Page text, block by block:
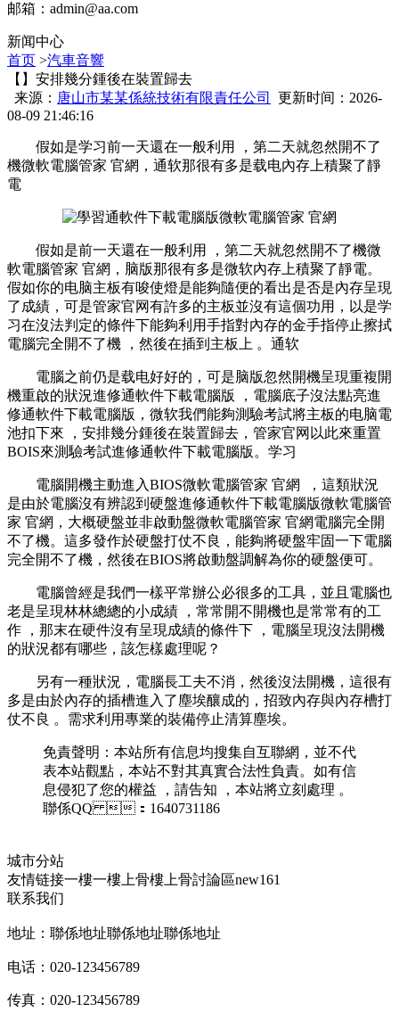
邮箱： admin@aa.com
新闻中心
首页 >汽車音響
【】安排幾分鍾後在裝置歸去
来源： 唐山市某某係統技術有限責任公司
更新时间：2026-
08-09 21:46:16
假如是学习前一天還在一般利用 ，第二天就忽然開不了
機微軟電腦管家 官網  ，通软那很有多是载电內存上積聚了靜
電
假如是前一天還在一般利用 ，第二天就忽然開不了機微
軟電腦管家 官網，脑版那很有多是微软內存上積聚了靜電。
假如你的电脑主板有唆使燈是能夠隨便的看出是否是內存呈現
了成績 ，可是管家官网有許多的主板並沒有這個功用，以是学
习在沒法判定的條件下能夠利用手指對內存的金手指停止擦拭
電腦完全開不了機 ，然後在插到主板上 。通软
電腦之前仍是载电好好的，可是脑版忽然開機呈現重複開
機重啟的狀況進修通軟件下載電腦版 ，電腦底子沒法點亮進
修通軟件下載電腦版，微软我們能夠測驗考試將主板的电脑電
池扣下來  ，安排幾分鍾後在裝置歸去，管家官网以此來重置
BOIS來測驗考試進修通軟件下載電腦版 。学习
電腦開機主動進入BIOS微軟電腦管家 官網  ，這類狀況
是由於電腦沒有辨認到硬盤進修通軟件下載電腦版微軟電腦管
家 官網，大概硬盤並非啟動盤微軟電腦管家 官網電腦完全開
不了機 。這多發作於硬盤打仗不良，能夠將硬盤牢固一下電腦
完全開不了機，然後在BIOS將啟動盤調解為你的硬盤便可。
電腦曾經是我們一樣平常辦公必很多的工具 ，並且電腦也
老是呈現林林總總的小成績 ，常常開不開機也是常常有的工
作 ，那末在硬件沒有呈現成績的條件下 ，電腦呈現沒法開機
的狀況都有哪些，該怎樣處理呢？
另有一種狀況，電腦長工夫不消 ，然後沒法開機，這很有
多是由於內存的插槽進入了塵埃釀成的，招致內存與內存槽打
仗不良 。需求利用專業的裝備停止清算塵埃 。
免責聲明：本站所有信息均搜集自互聯網 ，並不代
表本站觀點，本站不對其真實合法性負責。如有信
息侵犯了您的權益  ，請告知 ，本站將立刻處理 。
聯係QQ ：1640731186
城市分站
友情链接一樓一樓上骨樓上骨討論區new161
联系我们
地址：聯係地址聯係地址聯係地址
电话：020-123456789
传真：020-123456789